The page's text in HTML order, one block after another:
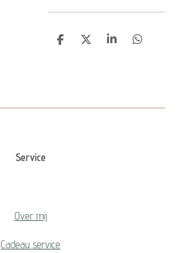
D
D
S
D
Service
Over mij
Cadeau service